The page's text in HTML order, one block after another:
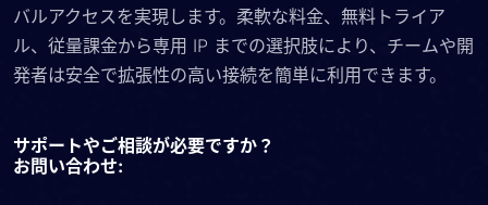
バルアクセスを実現します。柔軟な料金、無料トライア
ル、従量課金から専用 IP までの選択肢により、チームや開
発者は安全で拡張性の高い接続を簡単に利用できます。
サポートやご相談が必要ですか？
お問い合わせ: